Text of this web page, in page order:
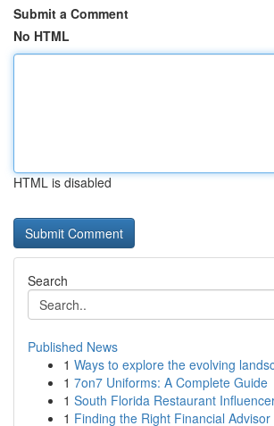
Submit a Comment
No HTML
HTML is disabled
Search
Published News
1 Ways to explore the evolving
1 7on7 Uniforms: A Complete Guide
1 South Florida Restaurant
1 Finding the Right Financial Advisor